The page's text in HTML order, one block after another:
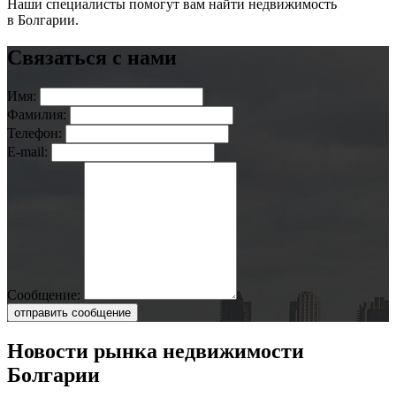
Наши специалисты помогут вам найти недвижимость
в Болгарии.
Связаться с нами
Имя:
Фамилия:
Телефон:
E-mail:
Сообщение:
отправить сообщение
Новости рынка недвижимости
Болгарии